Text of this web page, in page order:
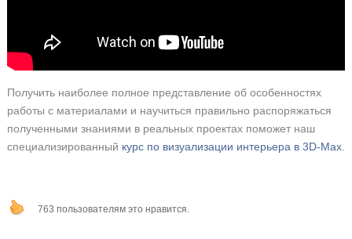
Получить наиболее полное представление об особенностях
работы с материалами и научиться правильно распоряжаться
полученными знаниями в реальных проектах поможет наш
специализированный курс по визуализации интерьера в 3D-Max.
763 пользователям это нравится.